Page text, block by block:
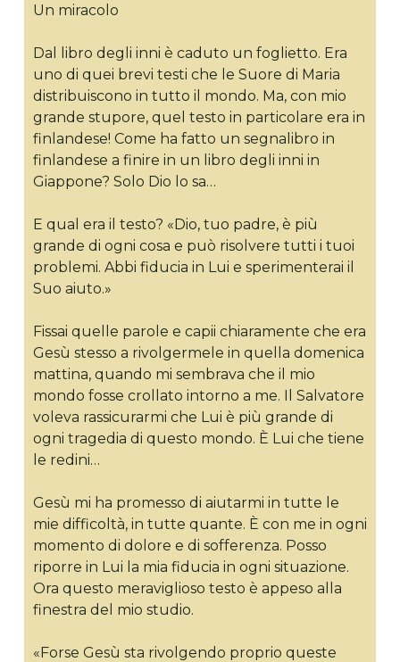
Un miracolo
Dal libro degli inni è caduto un foglietto. Era
uno di quei brevi testi che le Suore di Maria
distribuiscono in tutto il mondo. Ma, con mio
grande stupore, quel testo in particolare era in
finlandese! Come ha fatto un segnalibro in
finlandese a finire in un libro degli inni in
Giappone? Solo Dio lo sa…
E qual era il testo? «Dio, tuo padre, è più
grande di ogni cosa e può risolvere tutti i tuoi
problemi. Abbi fiducia in Lui e sperimenterai il
Suo aiuto.»
Fissai quelle parole e capii chiaramente che era
Gesù stesso a rivolgermele in quella domenica
mattina, quando mi sembrava che il mio
mondo fosse crollato intorno a me. Il Salvatore
voleva rassicurarmi che Lui è più grande di
ogni tragedia di questo mondo. È Lui che tiene
le redini…
Gesù mi ha promesso di aiutarmi in tutte le
mie difficoltà, in tutte quante. È con me in ogni
momento di dolore e di sofferenza. Posso
riporre in Lui la mia fiducia in ogni situazione.
Ora questo meraviglioso testo è appeso alla
finestra del mio studio.
«Forse Gesù sta rivolgendo proprio queste